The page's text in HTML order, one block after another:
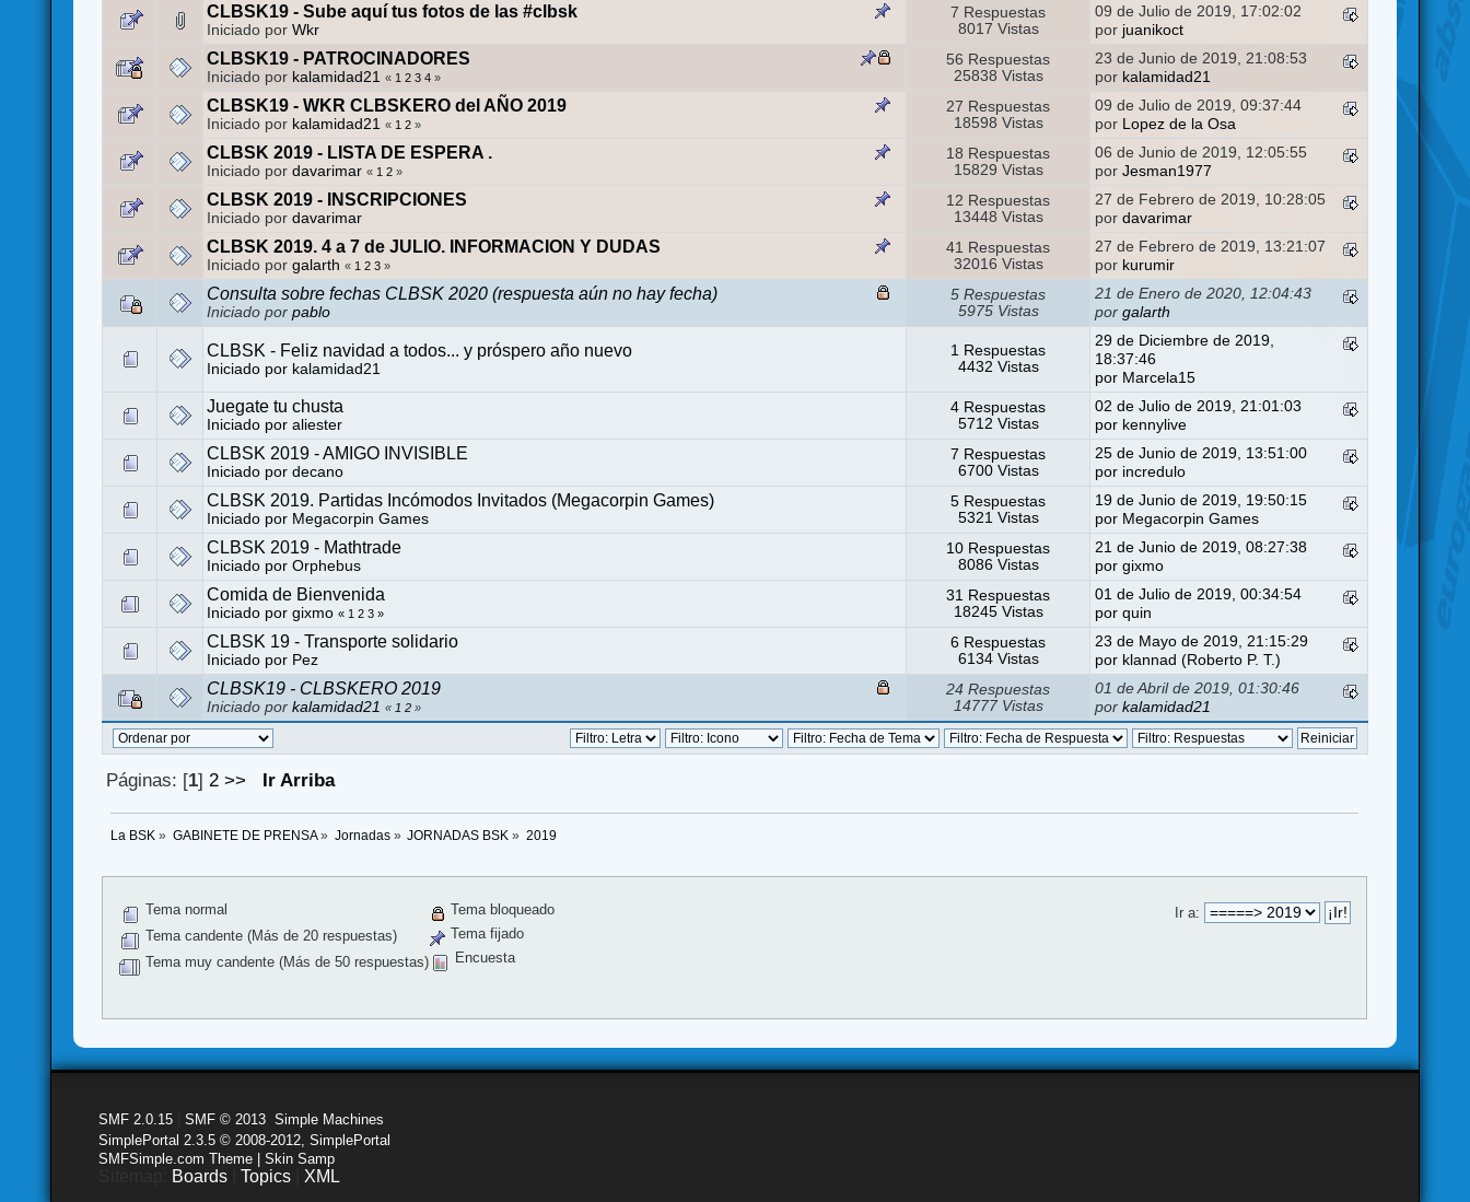
CLBSK19 - Sube aquí tus fotos de las #clbsk
Iniciado porWkr
7 Respuestas
8017 Vistas
09 de Julio de 2019, 17:02:02
por juanikoct
CLBSK19 - PATROCINADORES
Iniciado por kalamidad21 « 1 2 3 4 »
56 Respuestas
25838 Vistas
23 de Junio de 2019, 21:08:53
por kalamidad21
CLBSK19 - WKR CLBSKERO del AÑO 2019
Iniciado por kalamidad21 « 1 2 »
27 Respuestas
18598 Vistas
09 de Julio de 2019, 09:37:44
por
Lopez de la Osa
CLBSK 2019 - LISTA DE ESPERA .
Iniciado pordavarimar « 1 2 »
18 Respuestas
15829 Vistas
06 de Junio de 2019, 12:05:55
porJesman1977
CLBSK 2019 - INSCRIPCIONES
Iniciado pordavarimar
12 Respuestas
13448 Vistas
27 de Febrero de 2019, 10:28:05
pordavarimar
CLBSK 2019. 4 a 7 de JULIO. INFORMACION Y DUDAS
Iniciado porgalarth « 1 2 3 »
41 Respuestas
32016 Vistas
27 de Febrero de 2019, 13:21:07
por kurumir
Consulta sobre fechas CLBSK 2020 (respuesta aún no hay fecha)
Iniciado porpablo
5 Respuestas
5975 Vistas
21 de Enero de 2020, 12:04:43
porgalarth
CLBSK - Feliz navidad a todos... y próspero año nuevo
Iniciado por kalamidad21
1 Respuestas
4432 Vistas
29 de Diciembre de 2019,
18:37:46
por Marcela15
Juegate tu chusta
Iniciado poraliester
4 Respuestas
5712 Vistas
02 de Julio de 2019, 21:01:03
por kennylive
CLBSK 2019 - AMIGO INVISIBLE
Iniciado pordecano
7 Respuestas
6700 Vistas
25 de Junio de 2019, 13:51:00
por incredulo
CLBSK 2019. Partidas Incómodos Invitados (Megacorpin Games)
Iniciado por Megacorpin Games
5 Respuestas
5321 Vistas
19 de Junio de 2019, 19:50:15
por Megacorpin Games
CLBSK 2019 - Mathtrade
Iniciado porOrphebus
10 Respuestas
8086 Vistas
21 de Junio de 2019, 08:27:38
porgixmo
Comida de Bienvenida
Iniciado porgixmo « 1 2 3 »
31 Respuestas
18245 Vistas
01 de Julio de 2019, 00:34:54
porquin
CLBSK 19 - Transporte solidario
Iniciado por Pez
6 Respuestas
6134 Vistas
23 de Mayo de 2019, 21:15:29
por klannad (Roberto P. T.)
CLBSK19 - CLBSKERO 2019
Iniciado porkalamidad21 « 1 2 »
24 Respuestas
14777 Vistas
01 de Abril de 2019, 01:30:46
porkalamidad21
Páginas: [1] 2 >> Ir Arriba
La BSK » GABINETE DE PRENSA» Jornadas» JORNADAS BSK » 2019
Ir a:
Tema normal
Tema candente (Más de 20 respuestas)
Tema muy candente (Más de 50 respuestas)
Tema bloqueado
Tema fijado
Encuesta
SMF 2.0.15 |SMF © 2013 ,Simple Machines
SimplePortal 2.3.5 © 2008-2012, SimplePortal
SMFSimple.com Theme | Skin Samp
Boards |Topics XML